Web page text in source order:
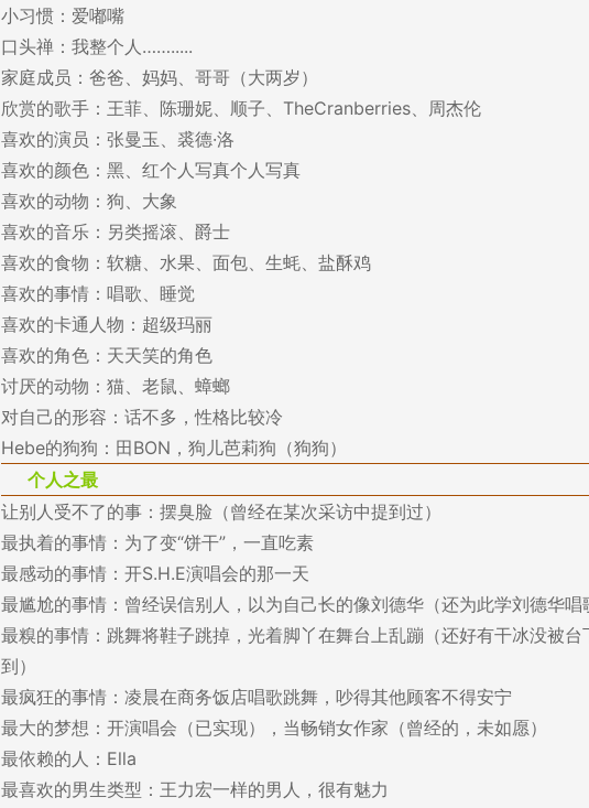
小习惯：爱嘟嘴
口头禅：我整个人…….....
家庭成员：爸爸、妈妈、哥哥（大两岁）
欣赏的歌手：王菲、陈珊妮、顺子、TheCranberries、周杰伦
喜欢的演员：张曼玉、裘德·洛
喜欢的颜色：黑、红个人写真个人写真
喜欢的动物：狗、大象
喜欢的音乐：另类摇滚、爵士
喜欢的食物：软糖、水果、面包、生蚝、盐酥鸡
喜欢的事情：唱歌、睡觉
喜欢的卡通人物：超级玛丽
喜欢的角色：天天笑的角色
讨厌的动物：猫、老鼠、蟑螂
对自己的形容：话不多，性格比较冷
Hebe的狗狗：田BON，狗儿芭莉狗（狗狗）
个人之最
让别人受不了的事：摆臭脸（曾经在某次采访中提到过）
最执着的事情：为了变“饼干”，一直吃素
最感动的事情：开S.H.E演唱会的那一天
最尴尬的事情：曾经误信别人，以为自己长的像刘德华（还为此学刘德华唱
最糗的事情：跳舞将鞋子跳掉，光着脚丫在舞台上乱蹦（还好有干冰没被台
到）
最疯狂的事情：凌晨在商务饭店唱歌跳舞，吵得其他顾客不得安宁
最大的梦想：开演唱会（已实现），当畅销女作家（曾经的，未如愿）
最依赖的人：Ella
最喜欢的男生类型：王力宏一样的男人，很有魅力